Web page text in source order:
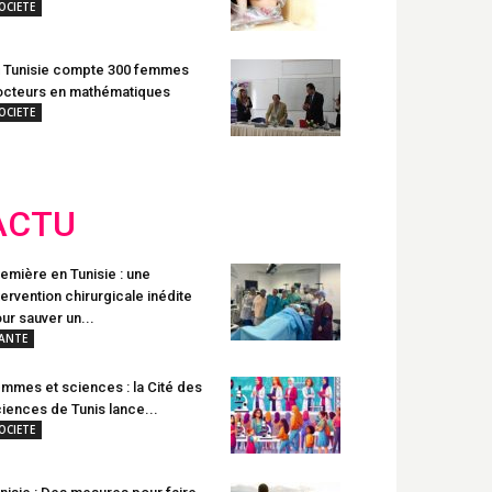
Tunisie compte 300 femmes
en mathématiques
en Tunisie : une
chirurgicale inédite
sauver un...
et sciences : la Cité des
de Tunis lance...